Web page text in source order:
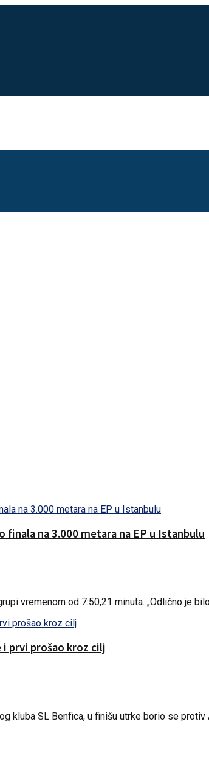
finala na 3.000 metara na EP u Istanbulu
vremenom od 7:50,21 minuta. „Odlično je
i prvi prošao kroz cilj
kluba SL Benfica, u finišu utrke borio se